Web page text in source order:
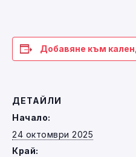
Добавяне към
ДЕТАЙЛИ
Начало:
24 октомври 2025
Край: